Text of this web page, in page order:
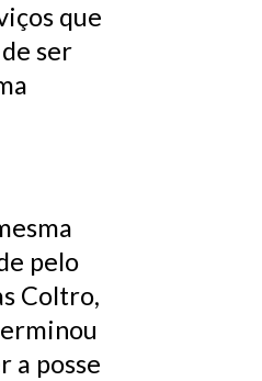
que
ser
pelo
Coltro,
a posse